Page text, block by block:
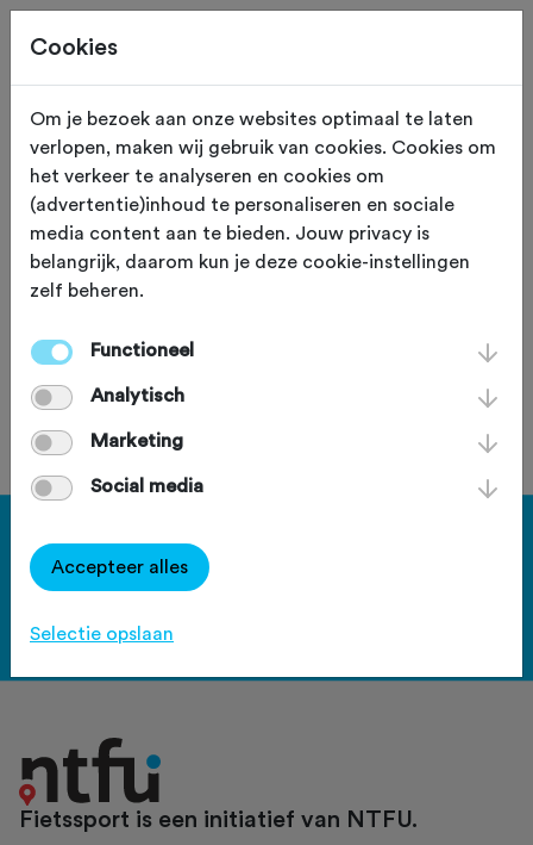
104,3 KM Leidschendam (Zuid Holland)
Leidschendam - Hoek
van Holland (104km)
Haal meer uit Fietssport en ga
voor het PLUS account.
Bekijk de voordelen
Fietssport is een initiatief van NTFU.
Cookies
Om je bezoek aan onze websites optimaal te laten
verlopen, maken wij gebruik van cookies. Cookies om
het verkeer te analyseren en cookies om
(advertentie)inhoud te personaliseren en sociale
media content aan te bieden. Jouw privacy is
belangrijk, daarom kun je deze cookie-instellingen
zelf beheren.
Functioneel
Analytisch
Marketing
Social media
Accepteer alles
Selectie opslaan